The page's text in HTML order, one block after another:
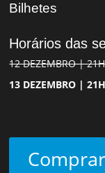
Bilhetes
Horários das
12 DEZEMBRO |
13 DEZEMBRO |